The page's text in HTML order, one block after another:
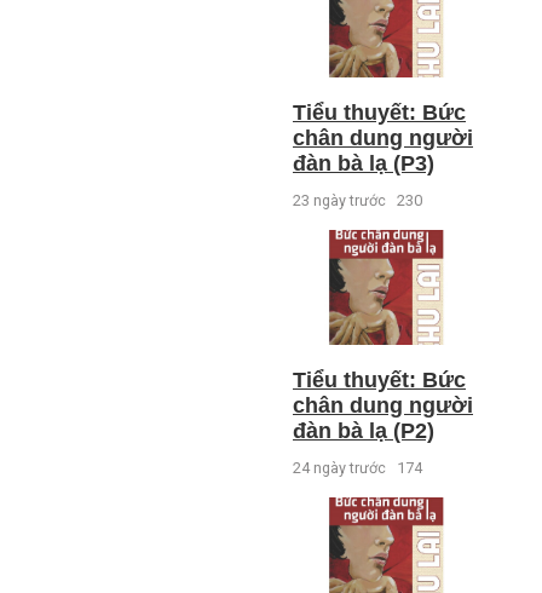
Tiểu thuyết: Bức
chân dung người
đàn bà lạ (P3)
23 ngày trước 230
Tiểu thuyết: Bức
chân dung người
đàn bà lạ (P2)
24 ngày trước 174